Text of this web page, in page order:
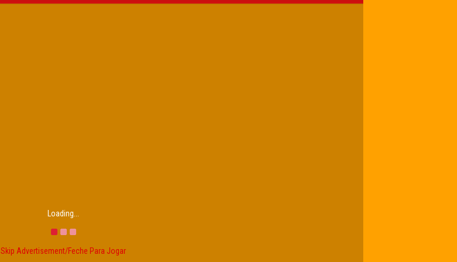
Loading...
Skip Advertisement/Feche Para Jogar